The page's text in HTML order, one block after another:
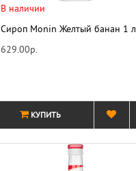
В наличии
Сироп Monin Желтый банан 1 л
629.00р.
КУПИТЬ